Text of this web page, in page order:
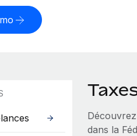
dans la